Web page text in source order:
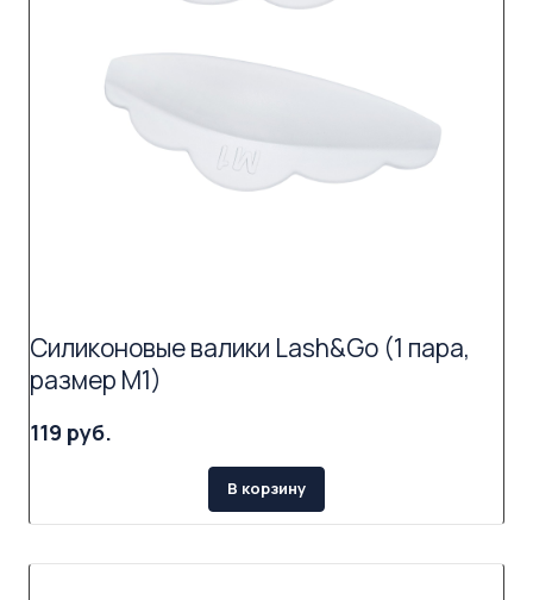
Силиконовые валики Lash&Go (1 пара,
размер M1)
119 руб.
В корзину